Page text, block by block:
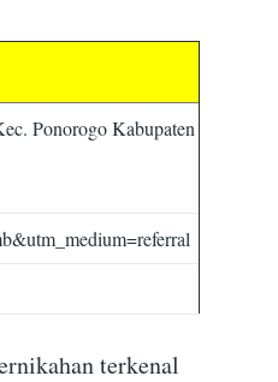
Ponorogo Kabupaten
terkenal